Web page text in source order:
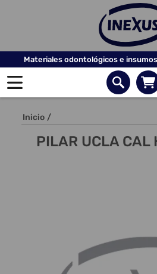
Materiales odontológicos e
Inicio /
PILAR UCLA